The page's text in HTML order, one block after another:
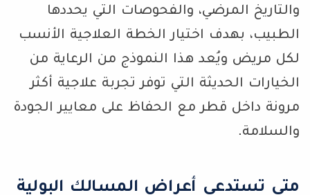
والتاريخ المرضي، والفحوصات التي يحددها
الطبيب، بهدف اختيار الخطة العلاجية الأنسب
لكل مريض ويُعد هذا النموذج من الرعاية من
الخيارات الحديثة التي توفر تجربة علاجية أكثر
مرونة داخل قطر مع الحفاظ على معايير الجودة
والسلامة.
متى تستدعي أعراض المسالك البولية